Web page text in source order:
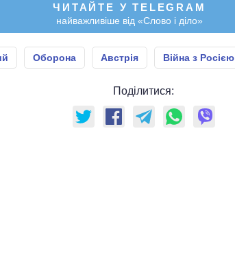
ЧИТАЙТЕ У TELEGRAM
найважливіше від «Слово і діло»
Оборона Австрія Війна з Росією
Поділитися: